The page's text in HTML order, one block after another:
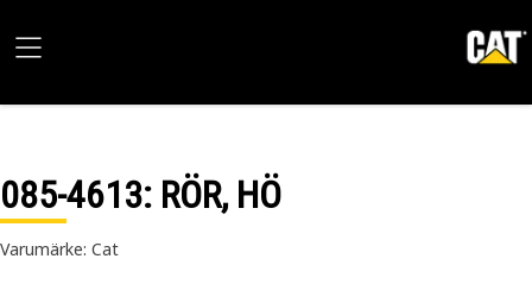
085-4613: RÖR, HÖ
Varumärke: Cat